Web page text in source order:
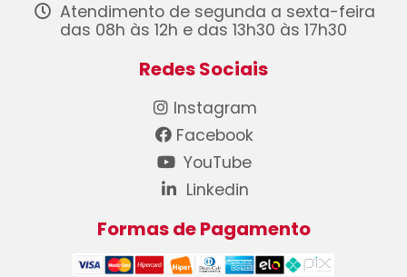
Atendimento de segunda a sexta-feira
das 08h às 12h e das 13h30 às 17h30
Redes Sociais
Instagram
Facebook
YouTube
Linkedin
Formas de Pagamento